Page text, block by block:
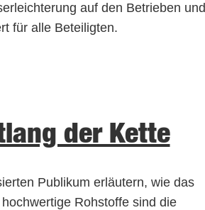
auf den Betrieben und
für alle Beteiligten.
der Kette
Publikum erläutern, wie das
Rohstoffe sind die